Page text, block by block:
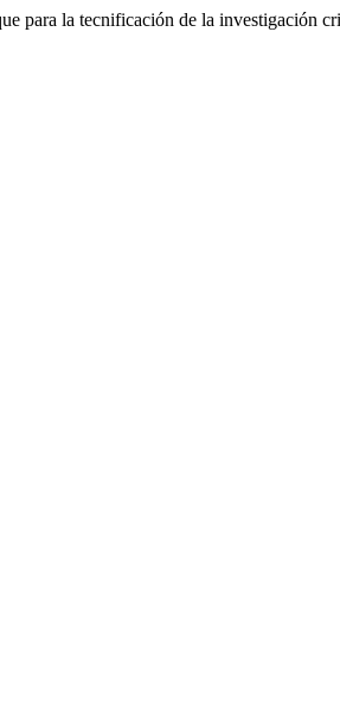
para la tecnificación de la investigación